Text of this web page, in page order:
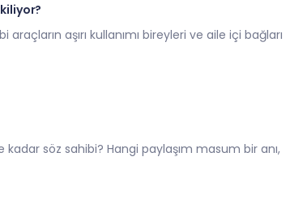
aşırı kullanımı bireyleri ve aile içi bağları
söz sahibi? Hangi paylaşım masum bir anı,